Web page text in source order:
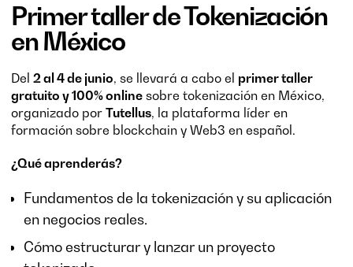
Primer taller de Tokenización
en México
Del 2 al 4 de junio, se llevará a cabo el primer taller
gratuito y 100% online sobre tokenización en México,
organizado por Tutellus, la plataforma líder en
formación sobre blockchain y Web3 en español.
¿Qué aprenderás?
Fundamentos de la tokenización y su aplicación
en negocios reales.
Cómo estructurar y lanzar un proyecto